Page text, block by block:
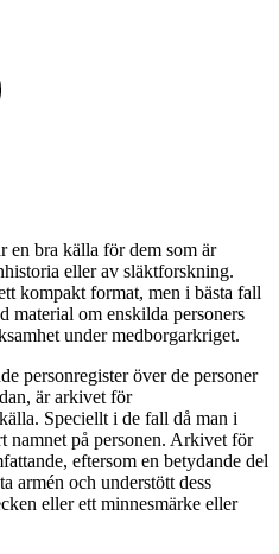
en bra källa för dem som är
eller av släktforskning.
kompakt format, men i bästa fall
material om enskilda personers
under medborgarkriget.
personregister över de personer
är arkivet för
Speciellt i de fall då man i
namnet på personen. Arkivet för
eftersom en betydande del
armén och understött dess
eller ett minnesmärke eller